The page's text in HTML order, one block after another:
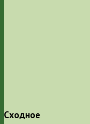
Сходное